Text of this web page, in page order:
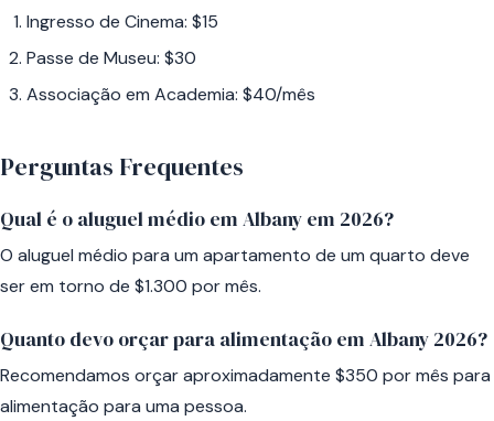
Ingresso de Cinema: $15
Passe de Museu: $30
Associação em Academia: $40/mês
Perguntas Frequentes
Qual é o aluguel médio em Albany em 2026?
O aluguel médio para um apartamento de um quarto deve
ser em torno de $1.300 por mês.
Quanto devo orçar para alimentação em Albany 2026?
Recomendamos orçar aproximadamente $350 por mês para
alimentação para uma pessoa.